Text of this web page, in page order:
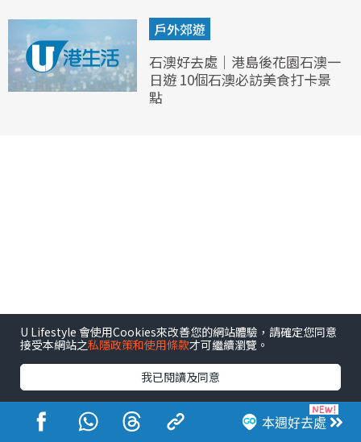
戶外郊遊
石澳好去處｜港島後花園石澳一
日遊 10個石澳必訪美食打卡景
點
本週好去處
U Lifestyle 會使用Cookies來改善您的網站體驗，請確定您同意
接受本網站之私隱政策和使用條款才可繼續瀏覽。
我已閱讀及同意